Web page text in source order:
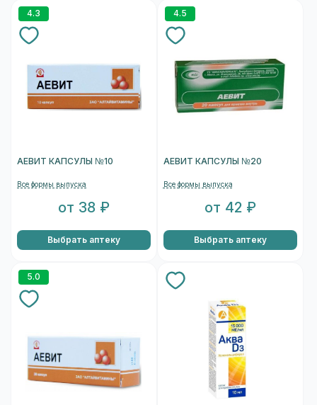
4.3
АЕВИТ КАПСУЛЫ №10
Все формы выпуска
от 38 ₽
Выбрать аптеку
4.5
АЕВИТ КАПСУЛЫ №20
Все формы выпуска
от 42 ₽
Выбрать аптеку
5.0